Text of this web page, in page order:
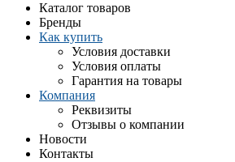
Каталог товаров
Бренды
Как купить
Условия доставки
Условия оплаты
Гарантия на товары
Компания
Реквизиты
Отзывы о компании
Новости
Контакты